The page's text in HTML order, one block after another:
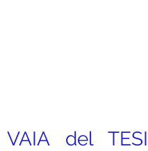
VAIA del